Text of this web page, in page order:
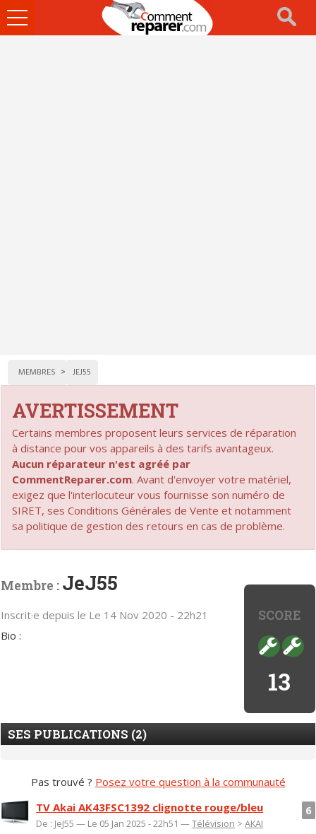
Ouvrir
le
MEMBRES JEJ55
AVERTISSEMENT
Certains membres proposent leurs services de réparation
à distance pour vos appareils à des tarifs avantageux.
Aucun réparateur n'est agréé par
CommentReparer.com. Avant d'envoyer votre matériel,
exigez que l'interlocuteur vous fournisse son numéro de
SIRET, ses Conditions Générales de Vente et notamment
sa politique de gestion des retours en cas de problème.
SCORE
13
Membre : JeJ55
Inscrit·e depuis le Le 14 Nov 2020 - 22h21
Bio :
SES PUBLICATIONS (2)
Pas trouvé ? Posez votre question à la communauté
6
TV Akai AK43FSC1392 clignotte rouge/bleu
De : JeJ55 — Le 05 Jan 2025 - 22h51 —Télévision >AKAI